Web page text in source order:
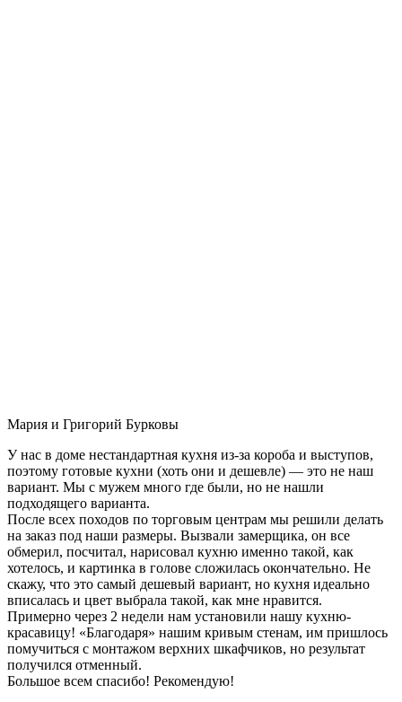
Мария и Григорий Бурковы
У нас в доме нестандартная кухня из-за короба и выступов,
поэтому готовые кухни (хоть они и дешевле) — это не наш
вариант. Мы с мужем много где были, но не нашли
подходящего варианта.
После всех походов по торговым центрам мы решили делать
на заказ под наши размеры. Вызвали замерщика, он все
обмерил, посчитал, нарисовал кухню именно такой, как
хотелось, и картинка в голове сложилась окончательно. Не
скажу, что это самый дешевый вариант, но кухня идеально
вписалась и цвет выбрала такой, как мне нравится.
Примерно через 2 недели нам установили нашу кухню-
красавицу! «Благодаря» нашим кривым стенам, им пришлось
помучиться с монтажом верхних шкафчиков, но результат
получился отменный.
Большое всем спасибо! Рекомендую!